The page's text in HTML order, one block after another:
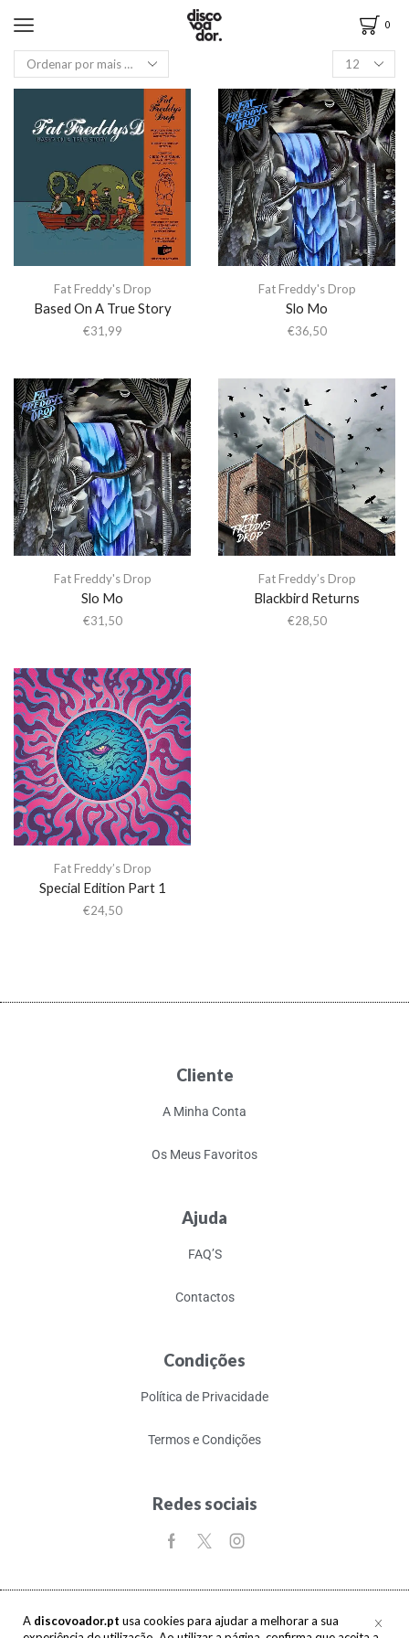
0
Fat Freddy's Drop
Based On A True Story
€31,99
Fat Freddy's Drop
Slo Mo
€36,50
Fat Freddy's Drop
Slo Mo
€31,50
Fat Freddy’s Drop
Blackbird Returns
€28,50
Fat Freddy’s Drop
Special Edition Part 1
€24,50
A discovoador.pt usa cookies para ajudar a melhorar a sua
Cliente
A Minha Conta
Os Meus Favoritos
Ajuda
FAQ’S
Contactos
Condições
Política de Privacidade
Termos e Condições
Redes sociais